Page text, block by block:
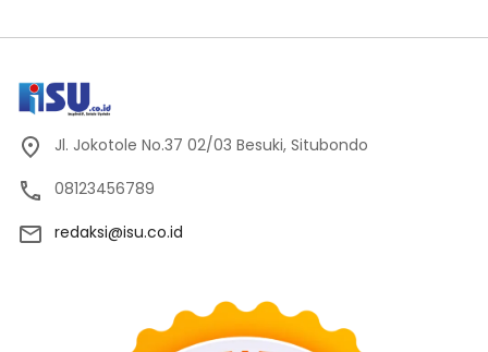
Jl. Jokotole No.37 02/03 Besuki, Situbondo
08123456789
redaksi@isu.co.id